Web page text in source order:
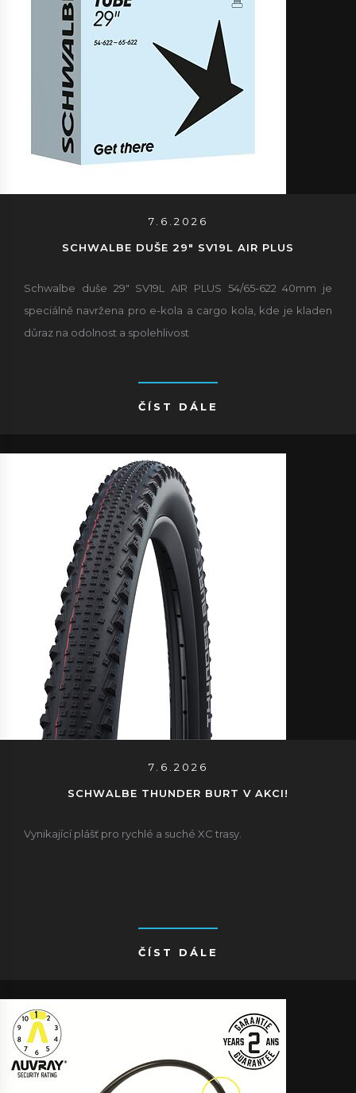
7.6.2026
SCHWALBE DUŠE 29" SV19L AIR PLUS
Schwalbe duše 29" SV19L AIR PLUS 54/65-622 40mm je
speciálně navržena pro e-kola a cargo kola, kde je kladen
důraz na odolnost a spolehlivost
ČÍST DÁLE
7.6.2026
SCHWALBE THUNDER BURT V AKCI!
Vynikající plášť pro rychlé a suché XC trasy.
ČÍST DÁLE